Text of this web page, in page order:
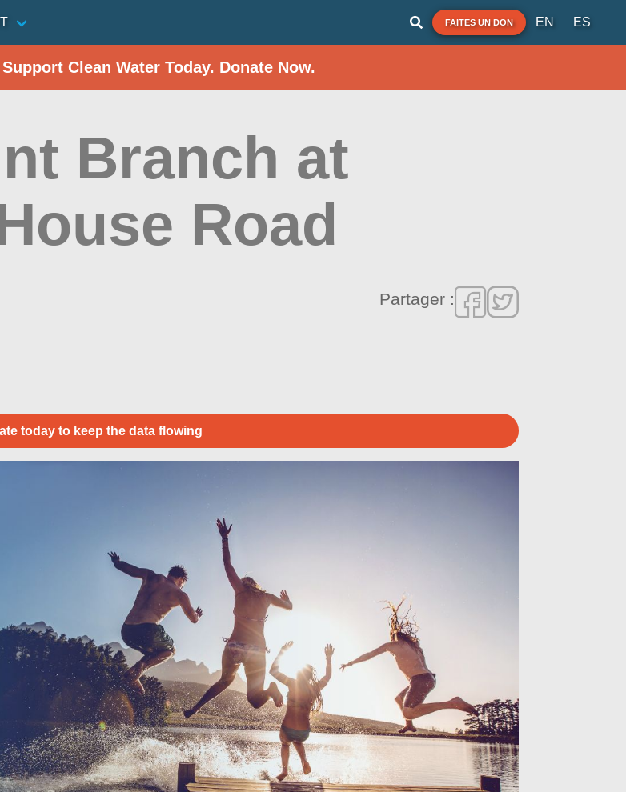
FAITES UN DON EN ES
Clean Water Today. Donate Now.
Branch at
Road
Partager :
today to keep the data flowing